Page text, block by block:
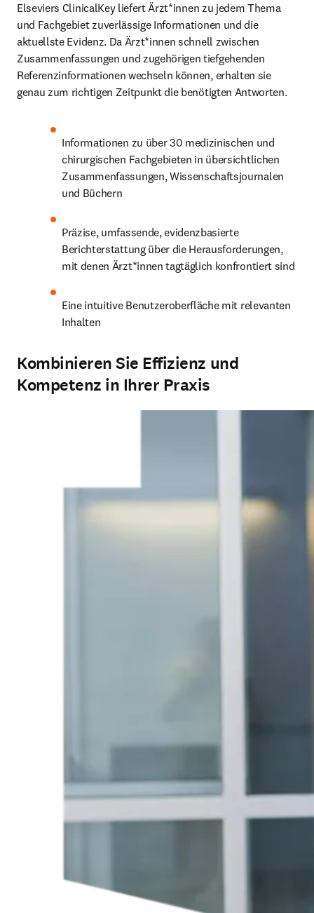
Elseviers ClinicalKey liefert Ärzt*innen zu jedem Thema
und Fachgebiet zuverlässige Informationen und die
aktuellste Evidenz. Da Ärzt*innen schnell zwischen
Zusammenfassungen und zugehörigen tiefgehenden
Referenzinformationen wechseln können, erhalten sie
genau zum richtigen Zeitpunkt die benötigten Antworten.
Informationen zu über 30 medizinischen und
chirurgischen Fachgebieten in übersichtlichen
Zusammenfassungen, Wissenschaftsjournalen
und Büchern
Präzise, umfassende, evidenzbasierte
Berichterstattung über die Herausforderungen,
mit denen Ärzt*innen tagtäglich konfrontiert sind
Eine intuitive Benutzeroberfläche mit relevanten
Inhalten
Kombinieren Sie Effizienz und
Kompetenz in Ihrer Praxis